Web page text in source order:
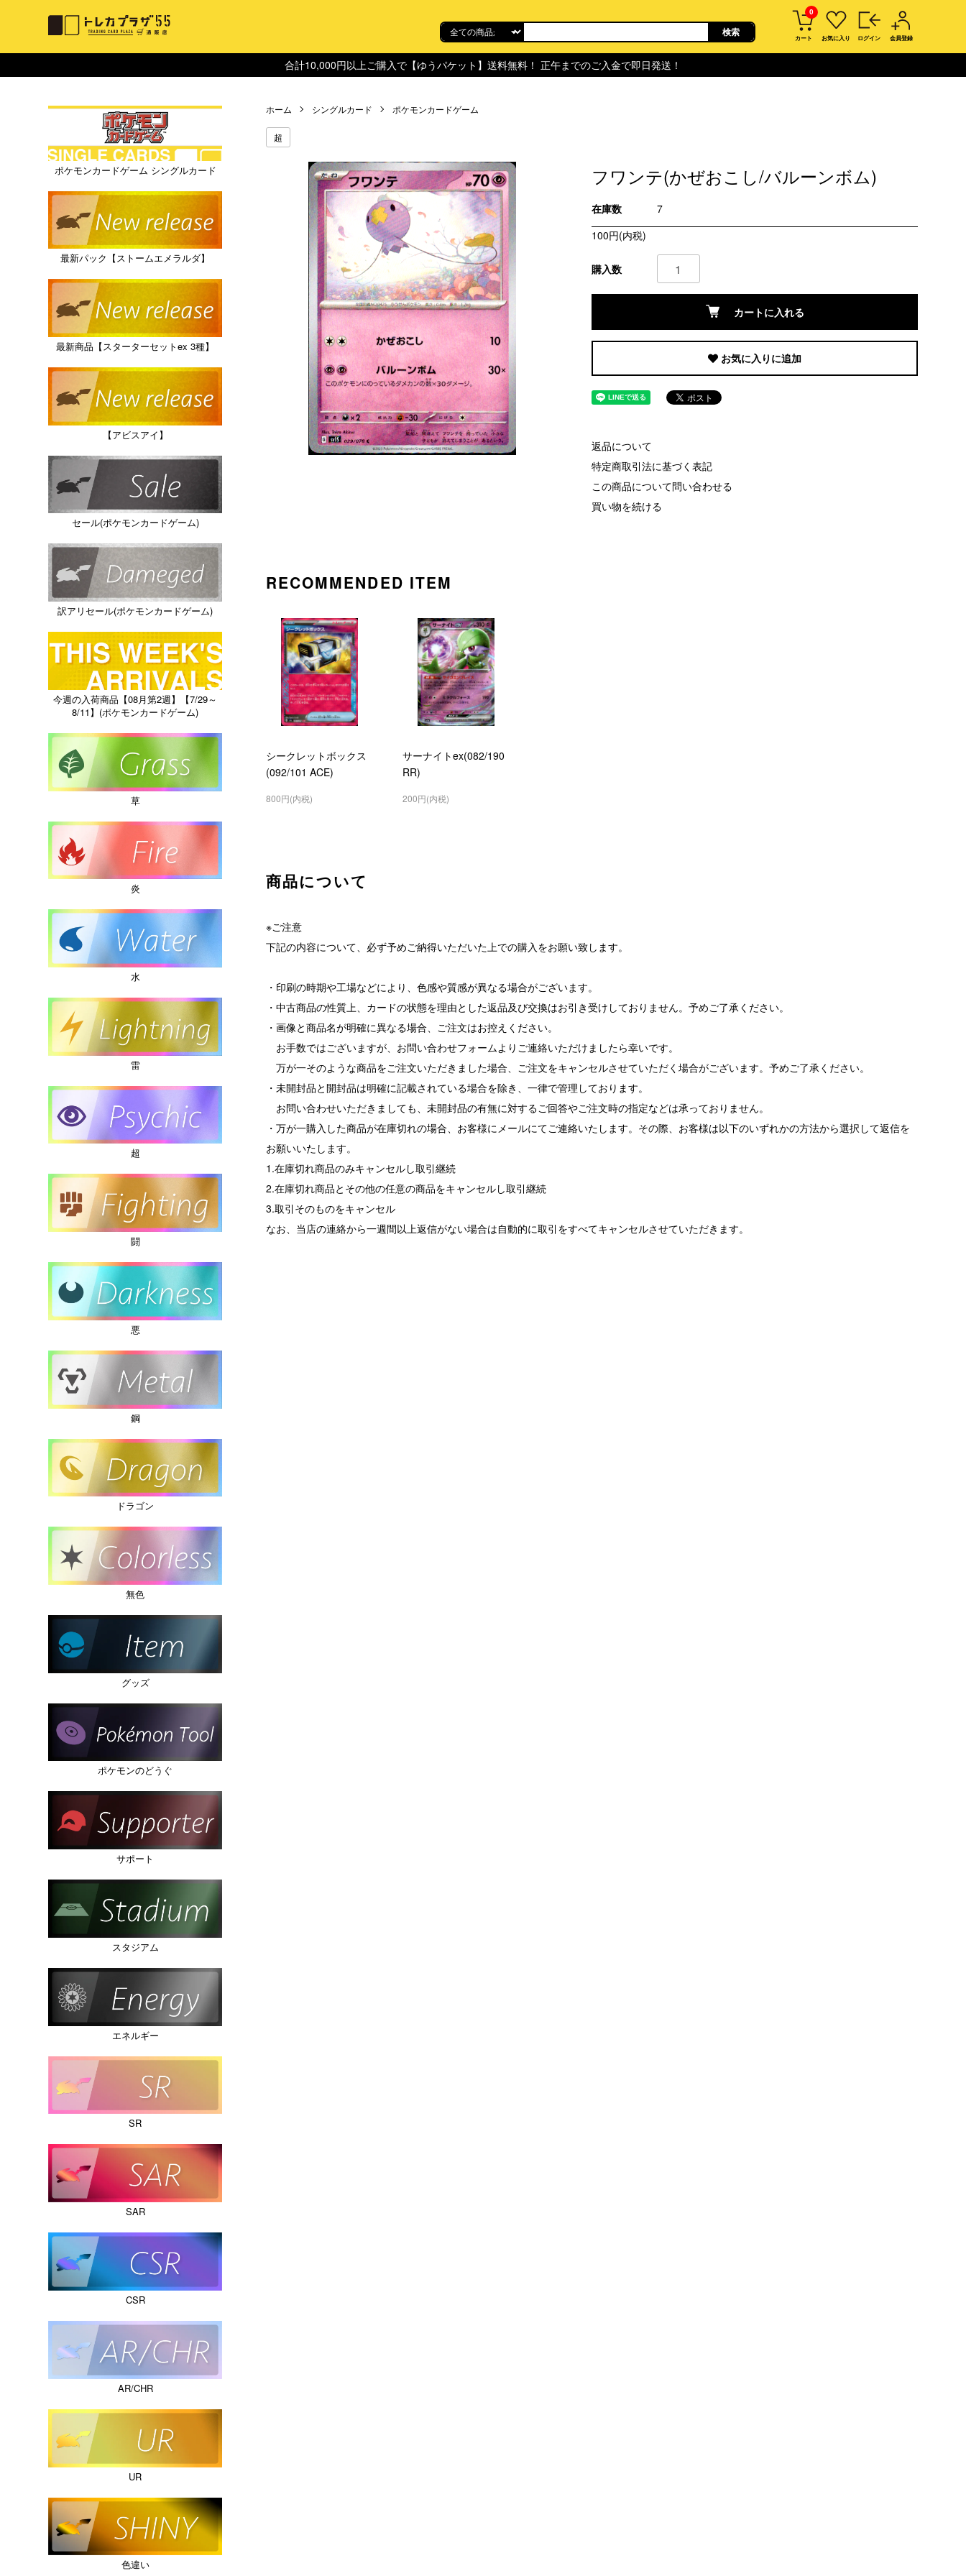
0
カート お気に入り ログイン 会員登録
合計10,000円以上ご購入で【ゆうパケット】送料無料！ 正午までのご入金で即日発送！
ホーム シングルカード ポケモンカードゲーム
超
フワンテ(かぜおこし/バルーンボム)
在庫数
7
100円(内税)
購入数
カートに入れる
お気に入りに追加
返品について
特定商取引法に基づく表記
この商品について問い合わせる
買い物を続ける
商品について
※ご注意
下記の内容について、必ず予めご納得いただいた上での購入をお願い致します。
・印刷の時期や工場などにより、色感や質感が異なる場合がございます。
・中古商品の性質上、カードの状態を理由とした返品及び交換はお引き受けしておりません。予めご了承ください。
・画像と商品名が明確に異なる場合、ご注文はお控えください。
お手数ではございますが、お問い合わせフォームよりご連絡いただけましたら幸いです。
万が一そのような商品をご注文いただきました場合、ご注文をキャンセルさせていただく場合がございます。予めご了承ください。
・未開封品と開封品は明確に記載されている場合を除き、一律で管理しております。
お問い合わせいただきましても、未開封品の有無に対するご回答やご注文時の指定などは承っておりません。
・万が一購入した商品が在庫切れの場合、お客様にメールにてご連絡いたします。その際、お客様は以下のいずれかの方法から選択して返信を
お願いいたします。
1.在庫切れ商品のみキャンセルし取引継続
2.在庫切れ商品とその他の任意の商品をキャンセルし取引継続
3.取引そのものをキャンセル
なお、当店の連絡から一週間以上返信がない場合は自動的に取引をすべてキャンセルさせていただきます。
RECOMMENDED ITEM
シークレットボックス
(092/101 ACE)
800円(内税)
サーナイトex(082/190
RR)
200円(内税)
ポケモンカードゲーム シングルカード
最新パック【ストームエメラルダ】
最新商品【スターターセットex 3種】
【アビスアイ】
セール(ポケモンカードゲーム)
訳アリセール(ポケモンカードゲーム)
今週の入荷商品【08月第2週】【7/29～
8/11】(ポケモンカードゲーム)
草
炎
水
雷
超
闘
悪
鋼
ドラゴン
無色
グッズ
ポケモンのどうぐ
サポート
スタジアム
エネルギー
SR
SAR
CSR
AR/CHR
UR
色違い